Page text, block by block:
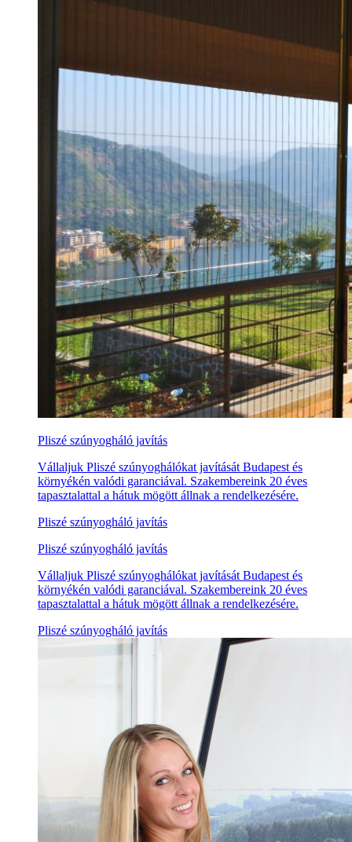
Pliszé szúnyogháló javítás
Vállaljuk Pliszé szúnyoghálókat javítását Budapest és
környékén valódi garanciával. Szakembereink 20 éves
tapasztalattal a hátuk mögött állnak a rendelkezésére.
Pliszé szúnyogháló javítás
Pliszé szúnyogháló javítás
Vállaljuk Pliszé szúnyoghálókat javítását Budapest és
környékén valódi garanciával. Szakembereink 20 éves
tapasztalattal a hátuk mögött állnak a rendelkezésére.
Pliszé szúnyogháló javítás